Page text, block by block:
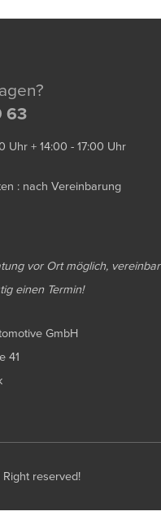
63
Uhr + 14:00 - 17:00 Uhr
: nach Vereinbarung
vor Ort möglich,
einen Termin!
GmbH
41
reserved!